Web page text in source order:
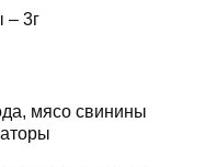
– 3г
мясо свинины